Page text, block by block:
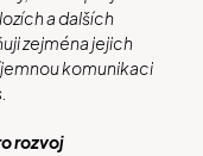
a dalších
zejména jejich
komunikaci
rozvoj